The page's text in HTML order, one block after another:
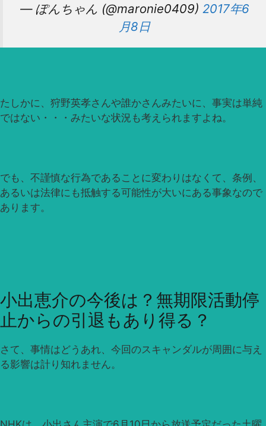
— ぽんちゃん (@maronie0409) 2017年6
月8日
たしかに、狩野英孝さんや誰かさんみたいに、事実は単純
ではない・・・みたいな状況も考えられますよね。
でも、不謹慎な行為であることに変わりはなくて、条例、
あるいは法律にも抵触する可能性が大いにある事象なので
あります。
小出恵介の今後は？無期限活動停
止からの引退もあり得る？
さて、事情はどうあれ、今回のスキャンダルが周囲に与え
る影響は計り知れません。